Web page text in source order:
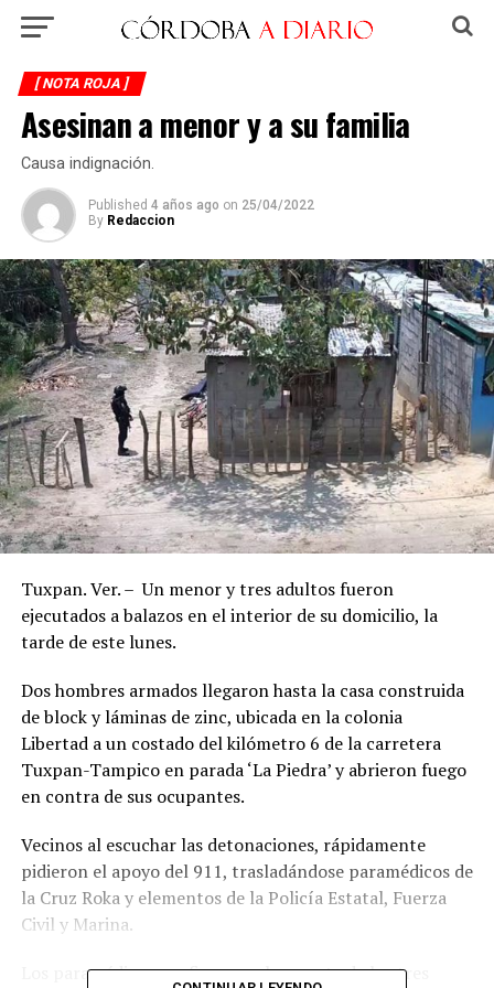
[ NOTA ROJA ]
Asesinan a menor y a su familia
Causa indignación.
Published 4 años ago on 25/04/2022
By Redaccion
Tuxpan. Ver. – Un menor y tres adultos fueron
ejecutados a balazos en el interior de su domicilio, la
tarde de este lunes.
Dos hombres armados llegaron hasta la casa construida
de block y láminas de zinc, ubicada en la colonia
Libertad a un costado del kilómetro 6 de la carretera
Tuxpan-Tampico en parada ‘La Piedra’ y abrieron fuego
en contra de sus ocupantes.
Vecinos al escuchar las detonaciones, rápidamente
pidieron el apoyo del 911, trasladándose paramédicos de
la Cruz Roka y elementos de la Policía Estatal, Fuerza
Civil y Marina.
Los paramédicos confirmaron la muerte de los tres